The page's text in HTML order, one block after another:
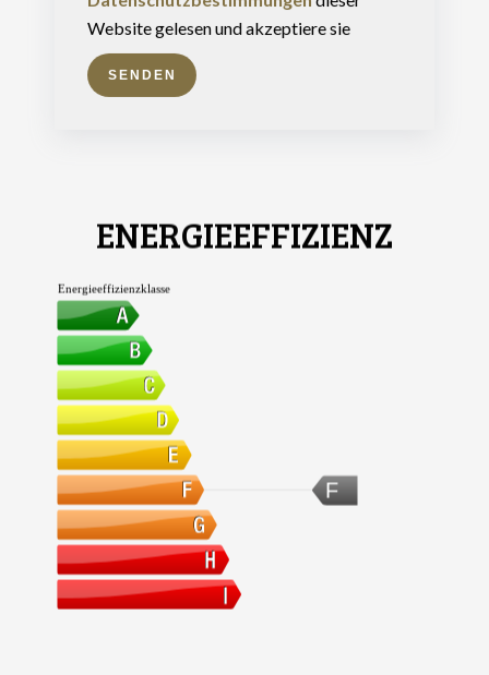
Website gelesen und akzeptiere sie
SENDEN
ENERGIEEFFIZIENZ
F
Energieeffizienzklasse